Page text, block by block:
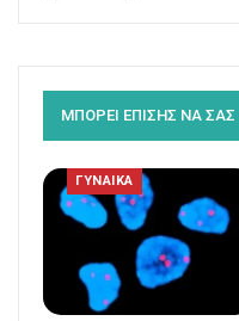
ΜΠΟΡΕΙ ΕΠΙΣΗΣ ΝΑ ΣΑΣ
ΓΥΝΑΙΚΑ